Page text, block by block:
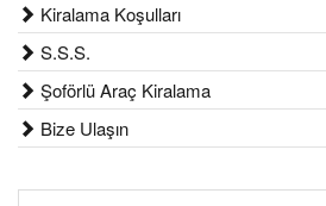
Kiralama Koşulları
S.S.S.
Şoförlü Araç Kiralama
Bize Ulaşın